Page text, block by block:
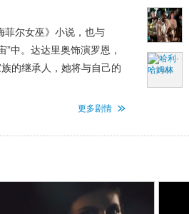
菲尔女巫》小说，也与
中。达达里奥饰演罗恩，
的继承人，她将与自己的
更多剧情